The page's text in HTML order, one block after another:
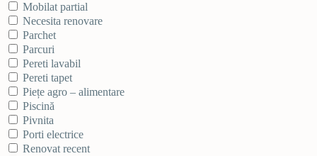
Mobilat partial
Necesita renovare
Parchet
Parcuri
Pereti lavabil
Pereti tapet
Piețe agro – alimentare
Piscină
Pivnita
Porti electrice
Renovat recent